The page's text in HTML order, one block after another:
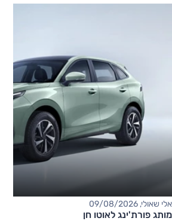
אלי שאולי, 09/08/2026
מותג פורת'ינג לאוטו חן